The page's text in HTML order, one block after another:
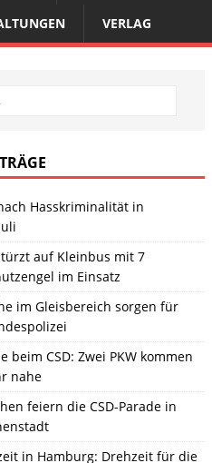
VERLAG
Hasskriminalität in
auf Kleinbus mit 7
im Einsatz
im Gleisbereich sorgen für
beim CSD: Zwei PKW kommen
nahe
feiern die CSD-Parade in
in Hamburg: Drehzeit für die